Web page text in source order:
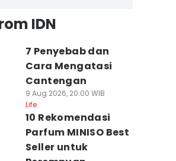
IDN
7 Penyebab dan
Cara Mengatasi
Cantengan
9 Aug 2026, 20:00 WIB
Life
10 Rekomendasi
Parfum MINISO Best
Seller untuk